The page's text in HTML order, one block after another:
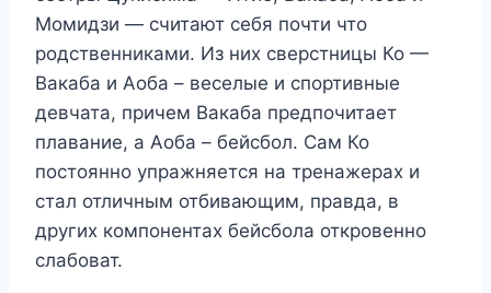
Момидзи — считают себя почти что
родственниками. Из них сверстницы Ко —
Вакаба и Аоба – веселые и спортивные
девчата, причем Вакаба предпочитает
плавание, а Аоба – бейсбол. Сам Ко
постоянно упражняется на тренажерах и
стал отличным отбивающим, правда, в
других компонентах бейсбола откровенно
слабоват.